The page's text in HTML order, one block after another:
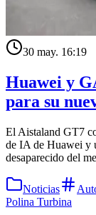
30 may. 16:19
Huawei y
para su
El Aistaland GT7
de IA de Huawei y
desaparecido del
Noticias
Polina Turbina